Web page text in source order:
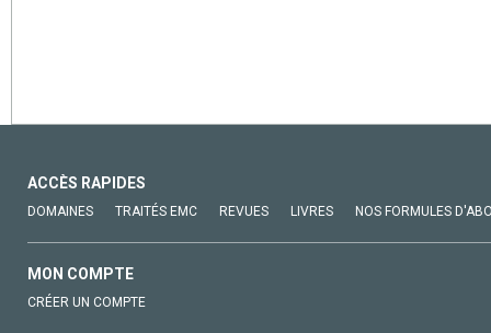
ACCÈS RAPIDES
DOMAINES TRAITÉS EMC REVUES LIVRES NOS FORMULES
MON COMPTE
CRÉER UN COMPTE